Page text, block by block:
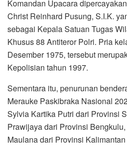
Komandan Upacara
Christ Reinhard Pusung, S.I.K.
sebagai Kepala Satuan Tugas
Khusus 88 Antiteror Polri. Pria
Desember 1975, tersebut
Kepolisian tahun 1997.
Sementara itu, penurunan
Merauke Paskibraka Nasional
Sylvia Kartika Putri dari Provinsi
Prawijaya dari Provinsi
Maulana dari Provinsi